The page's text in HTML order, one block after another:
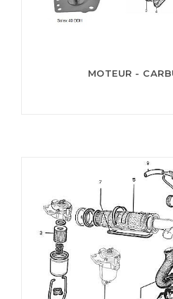
MOTEUR -